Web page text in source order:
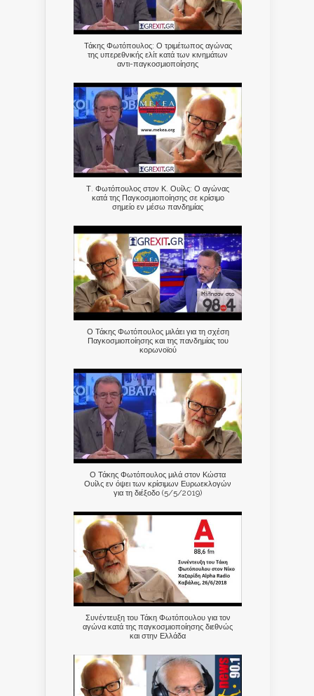
Τάκης Φωτόπουλος: Ο τριμέτωπος αγώνας
της υπερεθνικής ελίτ κατά των κινημάτων
αντι-παγκοσμιοποίησης
Τ. Φωτόπουλος στον Κ. Ουίλς: Ο αγώνας
κατά της Παγκοσμιοποίησης σε κρίσιμο
σημείο εν μέσω πανδημίας
Ο Τάκης Φωτόπουλος μιλάει για τη σχέση
Παγκοσμιοποίησης και της πανδημίας του
κορωνοϊού
Ο Τάκης Φωτόπουλος μιλά στον Κώστα
Ουίλς εν όψει των κρίσιμων Ευρωεκλογών
για τη διέξοδο (5/5/2019)
Συνέντευξη του Τάκη Φωτόπουλου για τον
αγώνα κατά της παγκοσμιοποίησης διεθνώς
και στην Ελλάδα